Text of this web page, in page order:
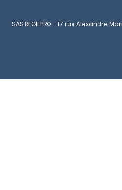
SAS REGIEPRO - 17 rue Alexandre